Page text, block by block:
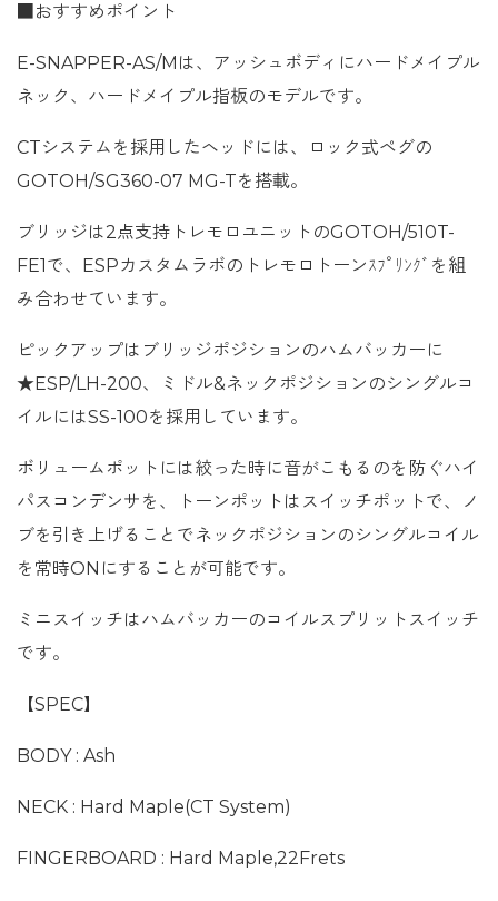
■おすすめポイント
E-SNAPPER-AS/Mは、アッシュボディにハードメイプル
ネック、ハードメイプル指板のモデルです。
CTシステムを採用したヘッドには、ロック式ペグの
GOTOH/SG360-07 MG-Tを搭載。
ブリッジは2点支持トレモロユニットのGOTOH/510T-
FE1で、ESPカスタムラボのトレモロトーンｽﾌﾟﾘﾝｸﾞを組
み合わせています。
ピックアップはブリッジポジションのハムバッカーに
★ESP/LH-200、ミドル&ネックポジションのシングルコ
イルにはSS-100を採用しています。
ボリュームポットには絞った時に音がこもるのを防ぐハイ
パスコンデンサを、トーンポットはスイッチポットで、ノ
ブを引き上げることでネックポジションのシングルコイル
を常時ONにすることが可能です。
ミニスイッチはハムバッカーのコイルスプリットスイッチ
です。
【SPEC】
BODY : Ash
NECK : Hard Maple(CT System)
FINGERBOARD : Hard Maple,22Frets